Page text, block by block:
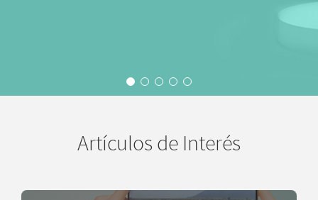
Artículos de Interés